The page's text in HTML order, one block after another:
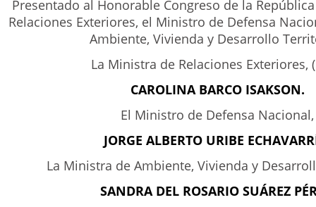
Presentado al Honorable Congreso de la
Relaciones Exteriores, el Ministro de Defensa
Ambiente, Vivienda y Desarrollo
La Ministra de Relaciones Exteriores,
CAROLINA BARCO ISAKSON.
El Ministro de Defensa Nacional,
JORGE ALBERTO URIBE
La Ministra de Ambiente, Vivienda y
SANDRA DEL ROSARIO SUÁREZ